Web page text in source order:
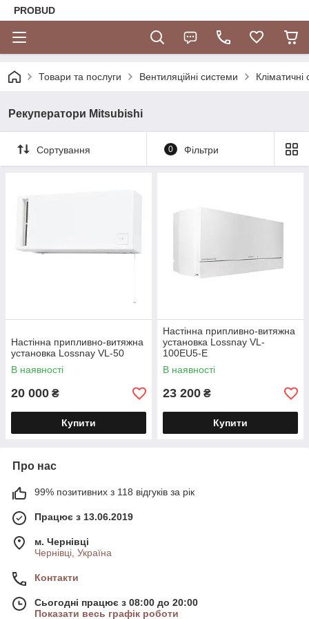
PROBUD
Товари та послуги Вентиляційні системи Кліматичні
Рекуператори Mitsubishi
Сортування 0 Фільтри
Настінна припливно-витяжна
установка Lossnay VL-50
В наявності
20 000 ₴
Купити
Настінна припливно-витяжна
установка Lossnay VL-
100EU5-E
В наявності
23 200 ₴
Купити
Про нас
99% позитивних з 118 відгуків за рік
Працює з 13.06.2019
м. Чернівці
Чернівці, Україна
Контакти
Сьогодні працює з 08:00 до 20:00
Показати весь графік роботи